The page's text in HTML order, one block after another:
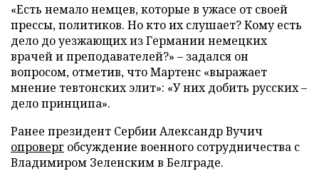
«Есть немало немцев, которые в ужасе от своей
прессы, политиков. Но кто их слушает? Кому есть
дело до уезжающих из Германии немецких
врачей и преподавателей?» – задался он
вопросом, отметив, что Мартенс «выражает
мнение тевтонских элит»: «У них добить русских –
дело принципа».
Ранее президент Сербии Александр Вучич
опроверг обсуждение военного сотрудничества с
Владимиром Зеленским в Белграде.